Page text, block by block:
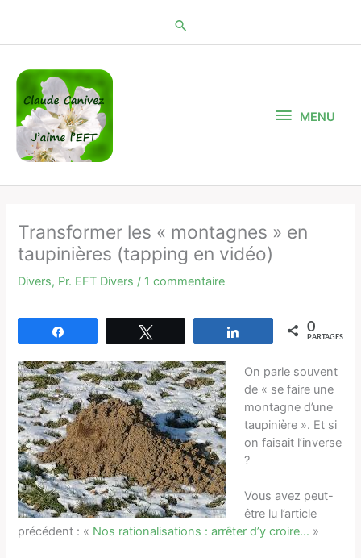
contenu
MENU
Transformer les « montagnes » en
taupinières (tapping en vidéo)
Divers, Pr. EFT Divers / 1 commentaire
Partagez 0
PARTAGES
On parle souvent
de « se faire une
montagne d’une
taupinière ». Et si
on faisait l’inverse
?
Vous avez peut-
être lu l’article
précédent : « Nos rationalisations : arrêter d’y croire… »